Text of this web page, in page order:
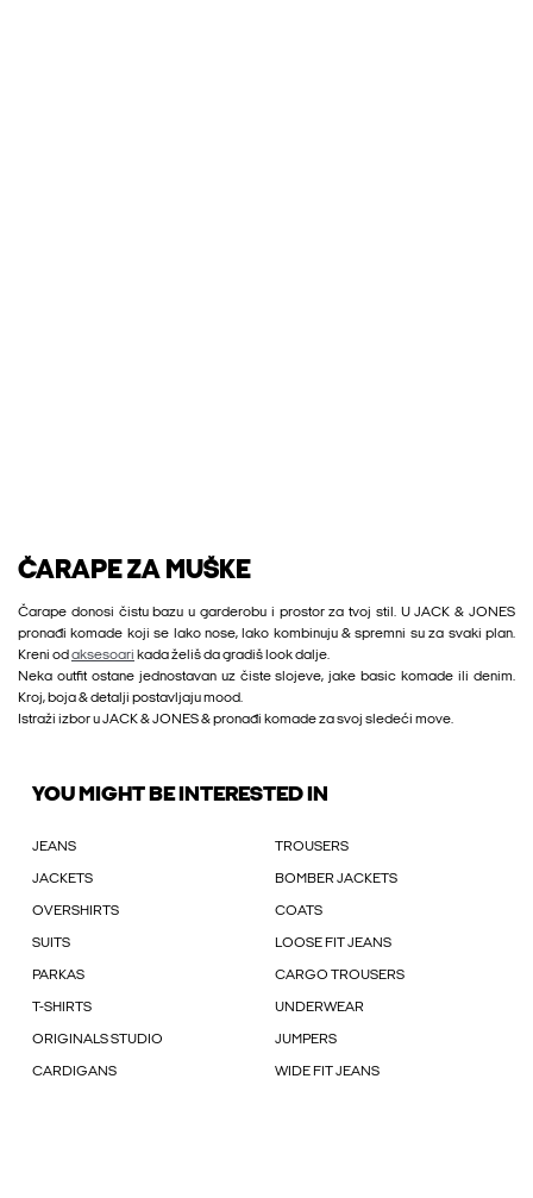
ČARAPE ZA MUŠKE
Čarape donosi čistu bazu u garderobu i prostor za tvoj stil. U JACK & JONES
pronađi komade koji se lako nose, lako kombinuju & spremni su za svaki plan.
Kreni od aksesoari kada želiš da gradiš look dalje.
Neka outfit ostane jednostavan uz čiste slojeve, jake basic komade ili denim.
Kroj, boja & detalji postavljaju mood.
Istraži izbor u JACK & JONES & pronađi komade za svoj sledeći move.
YOU MIGHT BE INTERESTED IN
JEANS TROUSERS
JACKETS BOMBER JACKETS
OVERSHIRTS COATS
SUITS LOOSE FIT JEANS
PARKAS CARGO TROUSERS
T-SHIRTS UNDERWEAR
ORIGINALS STUDIO JUMPERS
CARDIGANS WIDE FIT JEANS